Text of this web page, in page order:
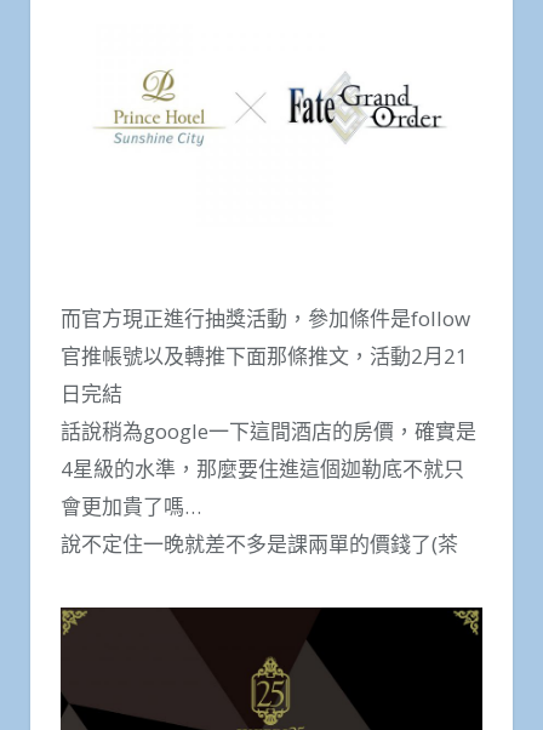
而官方現正進行抽獎活動，參加條件是follow
官推帳號以及轉推下面那條推文，活動2月21
日完結
話說稍為google一下這間酒店的房價，確實是
4星級的水準，那麼要住進這個迦勒底不就只
會更加貴了嗎…
說不定住一晚就差不多是課兩單的價錢了(茶